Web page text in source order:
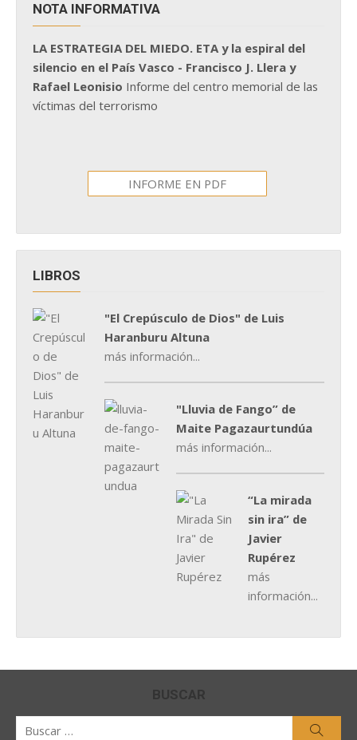
NOTA INFORMATIVA
LA ESTRATEGIA DEL MIEDO. ETA y la espiral del
silencio en el País Vasco - Francisco J. Llera y
Rafael Leonisio Informe del centro memorial de las
víctimas del terrorismo
INFORME EN PDF
LIBROS
"El Crepúsculo de Dios" de Luis
Haranburu Altuna
más información...
"Lluvia de Fango” de
Maite Pagazaurtundúa
más información...
“La mirada
sin ira” de
Javier
Rupérez
más
información...
BUSCAR